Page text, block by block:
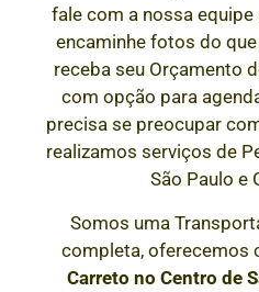
fale com a nossa
encaminhe fotos do
receba seu Orçamento
com opção para
precisa se preocupar
realizamos serviços de
São Paulo e
Somos uma
completa, oferecemos
Carreto no Centro de